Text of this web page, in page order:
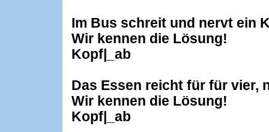
Im Bus schreit und nervt ein
Wir kennen die Lösung!
Kopf|_ab
Das Essen reicht für für vier,
Wir kennen die Lösung!
Kopf|_ab